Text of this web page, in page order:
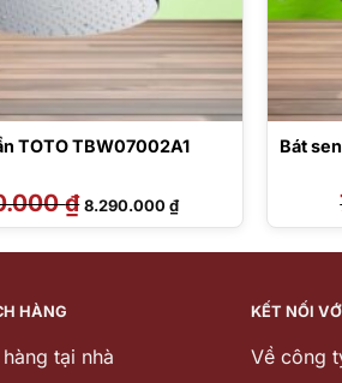
TOTO TBW07002A1
₫ Giá
gốc
là:
8.290.000₫Giá
hiện
tại
8.290.000 ₫.
Bát
HÀNG
tại nhà
KẾT NỐI
Về công